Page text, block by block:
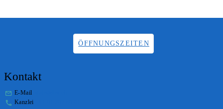
ÖFFNUNGSZEITEN
Kontakt
E-Mail
Kanzlei